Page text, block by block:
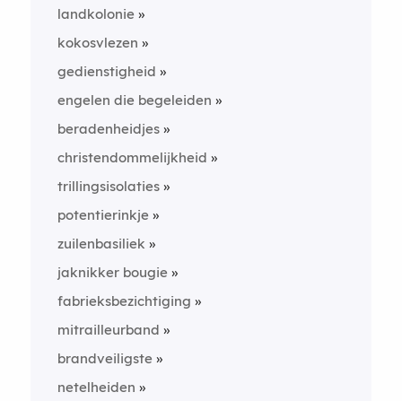
landkolonie
kokosvlezen
gedienstigheid
engelen die begeleiden
beradenheidjes
christendommelijkheid
trillingsisolaties
potentierinkje
zuilenbasiliek
jaknikker bougie
fabrieksbezichtiging
mitrailleurband
brandveiligste
netelheiden